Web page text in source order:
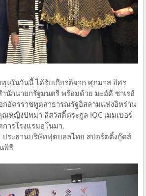
ในวันนี้ ได้รับเกียรติจาก ศุภมาส อิศร
นักนายกรัฐมนตรี พร้อมด้วย มะฮ์ดี ซาเรอ์
อัครราชทูตสาธารณรัฐอิสลามแห่งอิหร่าน
หญิงปัทมา ลีสวัสดิ์ตระกูล IOC เมมเบอร์
ารโรงแรมอโนมา,
ระธานบริษัทฟุตบอลไทย สปอร์ตติ้งกู๊ดส์
พิธี